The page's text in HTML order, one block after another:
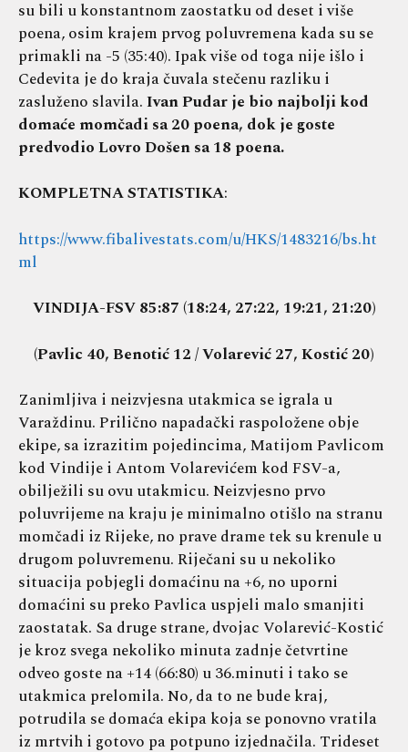
su bili u konstantnom zaostatku od deset i više
poena, osim krajem prvog poluvremena kada su se
primakli na -5 (35:40). Ipak više od toga nije išlo i
Cedevita je do kraja čuvala stečenu razliku i
zasluženo slavila.Ivan Pudar je bio najbolji kod
domaće momčadi sa 20 poena, dok je goste
predvodio Lovro Došen sa 18 poena.
KOMPLETNA STATISTIKA:
https://www.fibalivestats.com/u/HKS/1483216/bs.ht
ml
VINDIJA-FSV 85:87 (18:24, 27:22, 19:21, 21:20)
(Pavlic 40, Benotić 12 / Volarević 27, Kostić 20)
Zanimljiva i neizvjesna utakmica se igrala u
Varaždinu. Prilično napadački raspoložene obje
ekipe, sa izrazitim pojedincima, Matijom Pavlicom
kod Vindije i Antom Volarevićem kod FSV-a,
obilježili su ovu utakmicu. Neizvjesno prvo
poluvrijeme na kraju je minimalno otišlo na stranu
momčadi iz Rijeke, no prave drame tek su krenule u
drugom poluvremenu. Riječani su u nekoliko
situacija pobjegli domaćinu na +6, no uporni
domaćini su preko Pavlica uspjeli malo smanjiti
zaostatak. Sa druge strane, dvojac Volarević-Kostić
je kroz svega nekoliko minuta zadnje četvrtine
odveo goste na +14 (66:80) u 36.minuti i tako se
utakmica prelomila. No, da to ne bude kraj,
potrudila se domaća ekipa koja se ponovno vratila
iz mrtvih i gotovo pa potpuno izjednačila. Trideset